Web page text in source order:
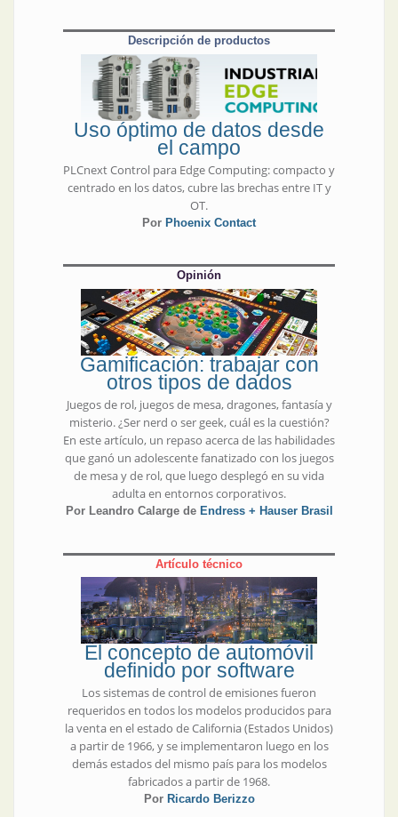
Descripción de productos
Uso óptimo de datos desde
el campo
PLCnext Control para Edge Computing: compacto y
centrado en los datos, cubre las brechas entre IT y
OT.
Por Phoenix Contact
Opinión
Gamificación: trabajar con
otros tipos de dados
Juegos de rol, juegos de mesa, dragones, fantasía y
misterio. ¿Ser nerd o ser geek, cuál es la cuestión?
En este artículo, un repaso acerca de las habilidades
que ganó un adolescente fanatizado con los juegos
de mesa y de rol, que luego desplegó en su vida
adulta en entornos corporativos.
Por Leandro Calarge de Endress + Hauser Brasil
Artículo técnico
El concepto de automóvil
definido por software
Los sistemas de control de emisiones fueron
requeridos en todos los modelos producidos para
la venta en el estado de California (Estados Unidos)
a partir de 1966, y se implementaron luego en los
demás estados del mismo país para los modelos
fabricados a partir de 1968.
Por Ricardo Berizzo